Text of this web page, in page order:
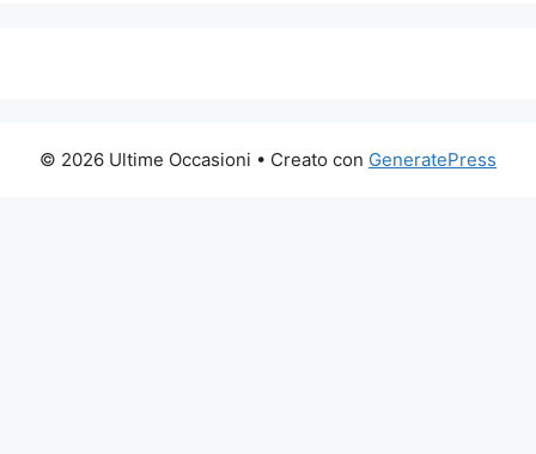
© 2026 Ultime Occasioni • Creato con GeneratePress